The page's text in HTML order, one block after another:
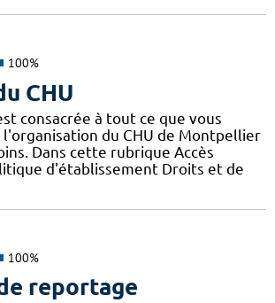
100%
CHU
consacrée à tout ce que vous
l'organisation du CHU de Montpellier
Dans cette rubrique Accès
d'établissement Droits et de
100%
reportage